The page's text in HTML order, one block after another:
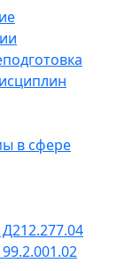
в сфере